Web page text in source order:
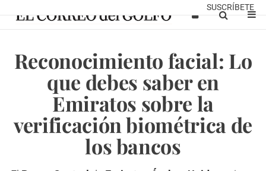
SUSCRÍBETE
Reconocimiento facial: Lo
que debes saber en
Emiratos sobre la
verificación biométrica de
los bancos